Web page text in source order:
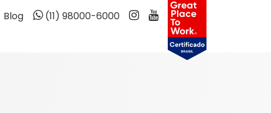
Blog (11) 98000-6000